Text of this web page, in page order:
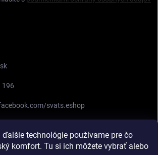
ďalšie technológie používame pre čo
komfort. Tu si ich môžete vybrať alebo
196
svats.eshop
PLATBY